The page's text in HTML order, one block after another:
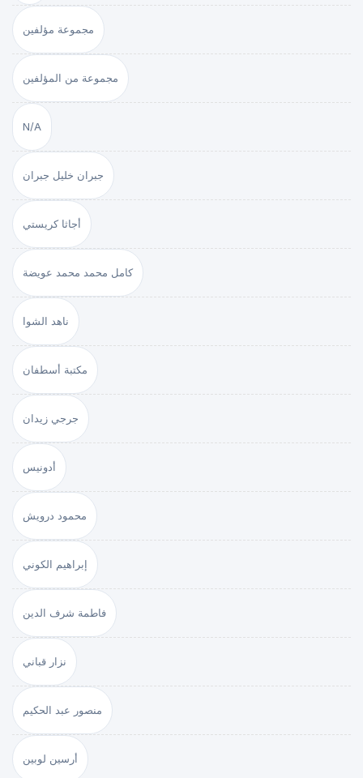
مجموعة مؤلفين
مجموعة من المؤلفين
N/A
جبران خليل جبران
أجاثا كريستي
كامل محمد محمد عويضة
ناهد الشوا
مكتبة أسطفان
جرجي زيدان
أدونيس
محمود درويش
إبراهيم الكوني
فاطمة شرف الدين
نزار قباني
منصور عبد الحكيم
أرسين لوبين